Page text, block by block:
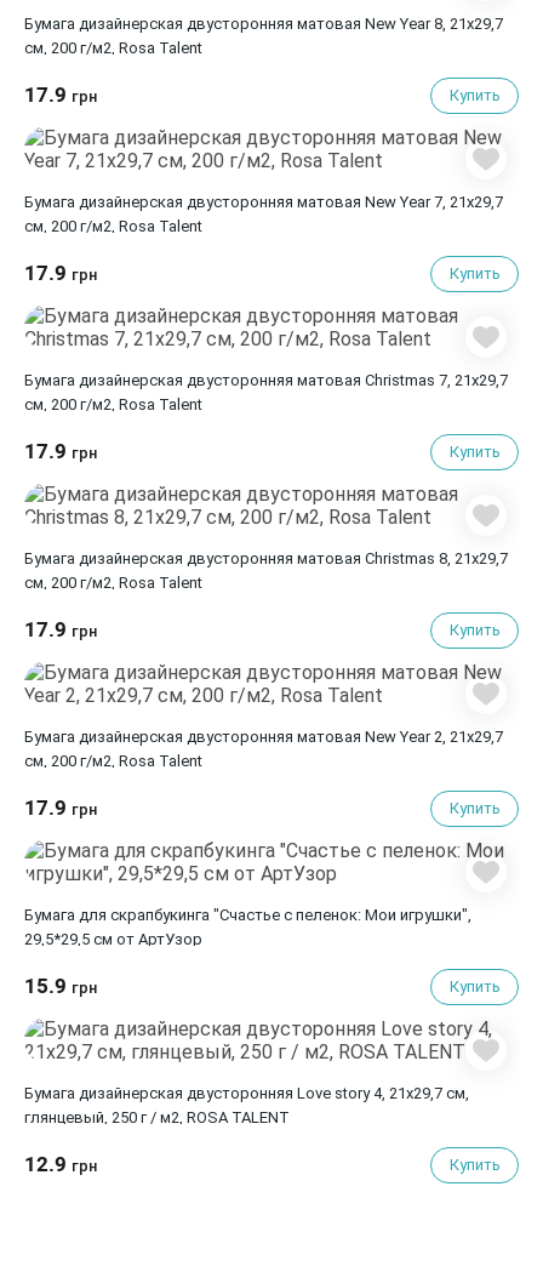
Бумага дизайнерская двусторонняя матовая New Year 8, 21х29,7
см, 200 г/м2, Rosa Talent
17.9 грн Купить
Бумага дизайнерская двусторонняя матовая New Year 7, 21х29,7
см, 200 г/м2, Rosa Talent
17.9 грн Купить
Бумага дизайнерская двусторонняя матовая Christmas 7, 21х29,7
см, 200 г/м2, Rosa Talent
17.9 грн Купить
Бумага дизайнерская двусторонняя матовая Christmas 8, 21х29,7
см, 200 г/м2, Rosa Talent
17.9 грн Купить
Бумага дизайнерская двусторонняя матовая New Year 2, 21х29,7
см, 200 г/м2, Rosa Talent
17.9 грн Купить
Бумага для скрапбукинга "Счастье с пеленок: Мои игрушки",
29,5*29,5 см от АртУзор
15.9 грн Купить
Бумага дизайнерская двусторонняя Love story 4, 21х29,7 см,
глянцевый, 250 г / м2, ROSA TALENT
12.9 грн Купить